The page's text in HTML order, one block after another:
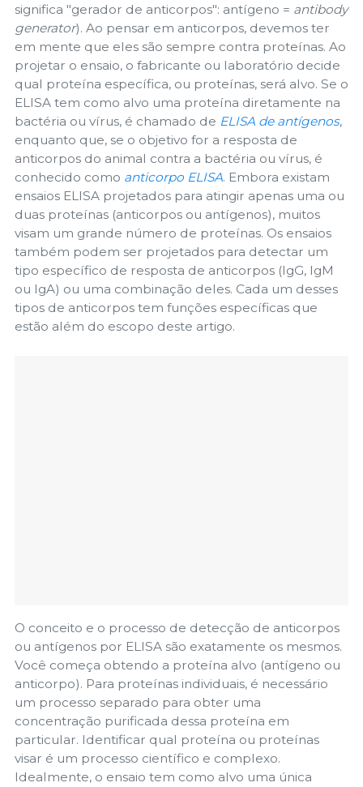
significa "gerador de anticorpos": antígeno = antibody
generator). Ao pensar em anticorpos, devemos ter
em mente que eles são sempre contra proteínas. Ao
projetar o ensaio, o fabricante ou laboratório decide
qual proteína específica, ou proteínas, será alvo. Se o
ELISA tem como alvo uma proteína diretamente na
bactéria ou vírus, é chamado de ELISA de antígenos,
enquanto que, se o objetivo for a resposta de
anticorpos do animal contra a bactéria ou vírus, é
conhecido como anticorpo ELISA. Embora existam
ensaios ELISA projetados para atingir apenas uma ou
duas proteínas (anticorpos ou antígenos), muitos
visam um grande número de proteínas. Os ensaios
também podem ser projetados para detectar um
tipo específico de resposta de anticorpos (IgG, IgM
ou IgA) ou uma combinação deles. Cada um desses
tipos de anticorpos tem funções específicas que
estão além do escopo deste artigo.
O conceito e o processo de detecção de anticorpos
ou antígenos por ELISA são exatamente os mesmos.
Você começa obtendo a proteína alvo (antígeno ou
anticorpo). Para proteínas individuais, é necessário
um processo separado para obter uma
concentração purificada dessa proteína em
particular. Identificar qual proteína ou proteínas
visar é um processo científico e complexo.
Idealmente, o ensaio tem como alvo uma única